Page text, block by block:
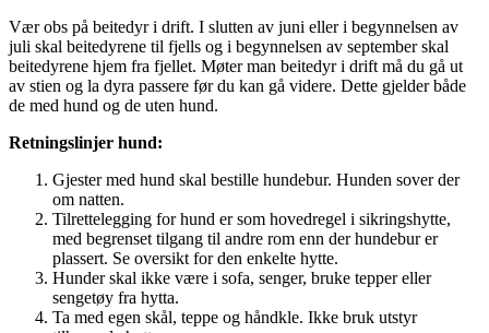
Vær obs på beitedyr i drift. I slutten av juni eller i begynnelsen av
juli skal beitedyrene til fjells og i begynnelsen av september skal
beitedyrene hjem fra fjellet. Møter man beitedyr i drift må du gå ut
av stien og la dyra passere før du kan gå videre. Dette gjelder både
de med hund og de uten hund.
Retningslinjer hund:
Gjester med hund skal bestille hundebur. Hunden sover der
om natten.
Tilrettelegging for hund er som hovedregel i sikringshytte,
med begrenset tilgang til andre rom enn der hundebur er
plassert. Se oversikt for den enkelte hytte.
Hunder skal ikke være i sofa, senger, bruke tepper eller
sengetøy fra hytta.
Ta med egen skål, teppe og håndkle. Ikke bruk utstyr